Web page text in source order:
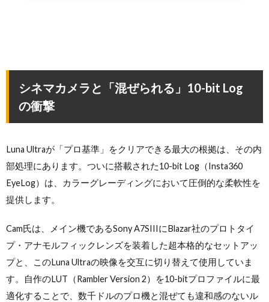
シネマカメラと「混ぜられる」10-bit Log
の衝撃
Luna Ultraが「プロ基準」をクリアできる最大の根拠は、その内
部処理にあります。ついに搭載された10-bit Log（Insta360
EyeLog）は、カラーグレーディングにおいて圧倒的な柔軟性を
提供します。
Cam氏は、メイン機であるSony A7SIIIにBlazar社のプロトタイ
プ・アナモルフィックレンズを装着した超本格的なセットアッ
プと、このLuna Ultraの映像を交互に切り替えて使用していま
す。自作のLUT（Rambler Version 2）を10-bitプロファイルに最
適化することで、数千ドルのプロ機と混ぜても違和感のないル